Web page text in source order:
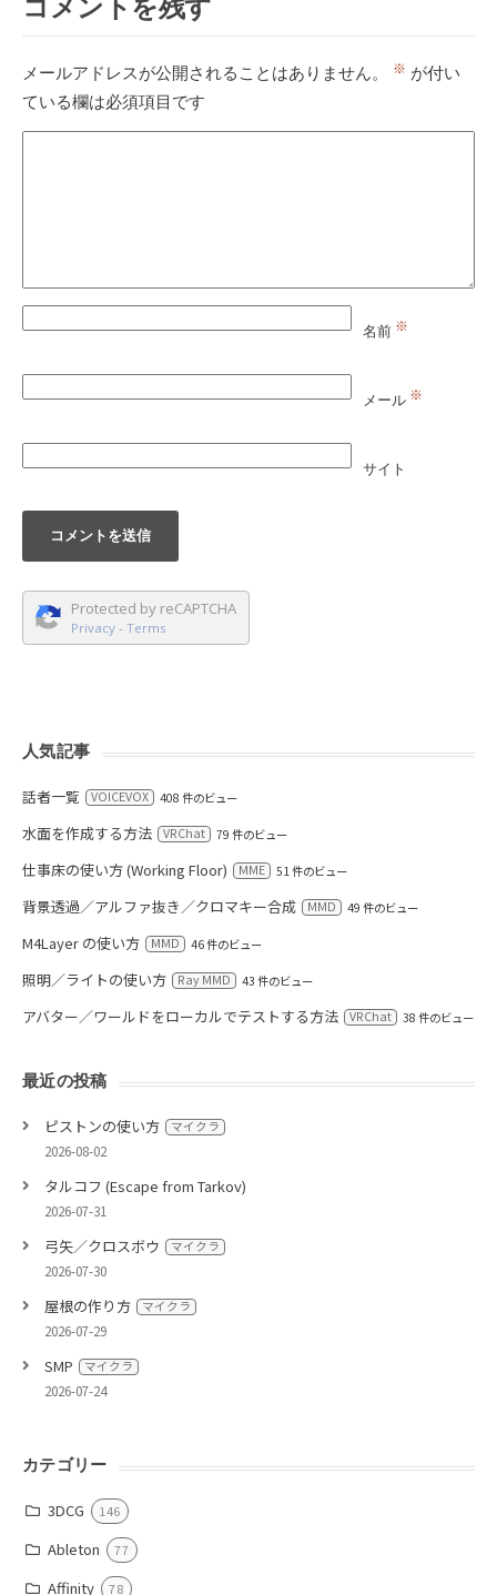
メールアドレスが公開されることはありません。 ※ が付い
ている欄は必須項目です
名前 ※
メール ※
サイト
Protected by reCAPTCHA
Privacy - Terms
人気記事
話者一覧 VOICEVOX 408 件のビュー
水面を作成する方法 VRChat 79 件のビュー
仕事床の使い方 (Working Floor) MME 51 件のビュー
背景透過／アルファ抜き／クロマキー合成 MMD 49 件のビュー
M4Layer の使い方 MMD 46 件のビュー
照明／ライトの使い方 Ray MMD 43 件のビュー
アバター／ワールドをローカルでテストする方法 VRChat 38 件のビュー
最近の投稿
ピストンの使い方 マイクラ
2026-08-02
タルコフ (Escape from Tarkov)
2026-07-31
弓矢／クロスボウ マイクラ
2026-07-30
屋根の作り方 マイクラ
2026-07-29
SMP マイクラ
2026-07-24
カテゴリー
3DCG 146
Ableton 77
Affinity 78